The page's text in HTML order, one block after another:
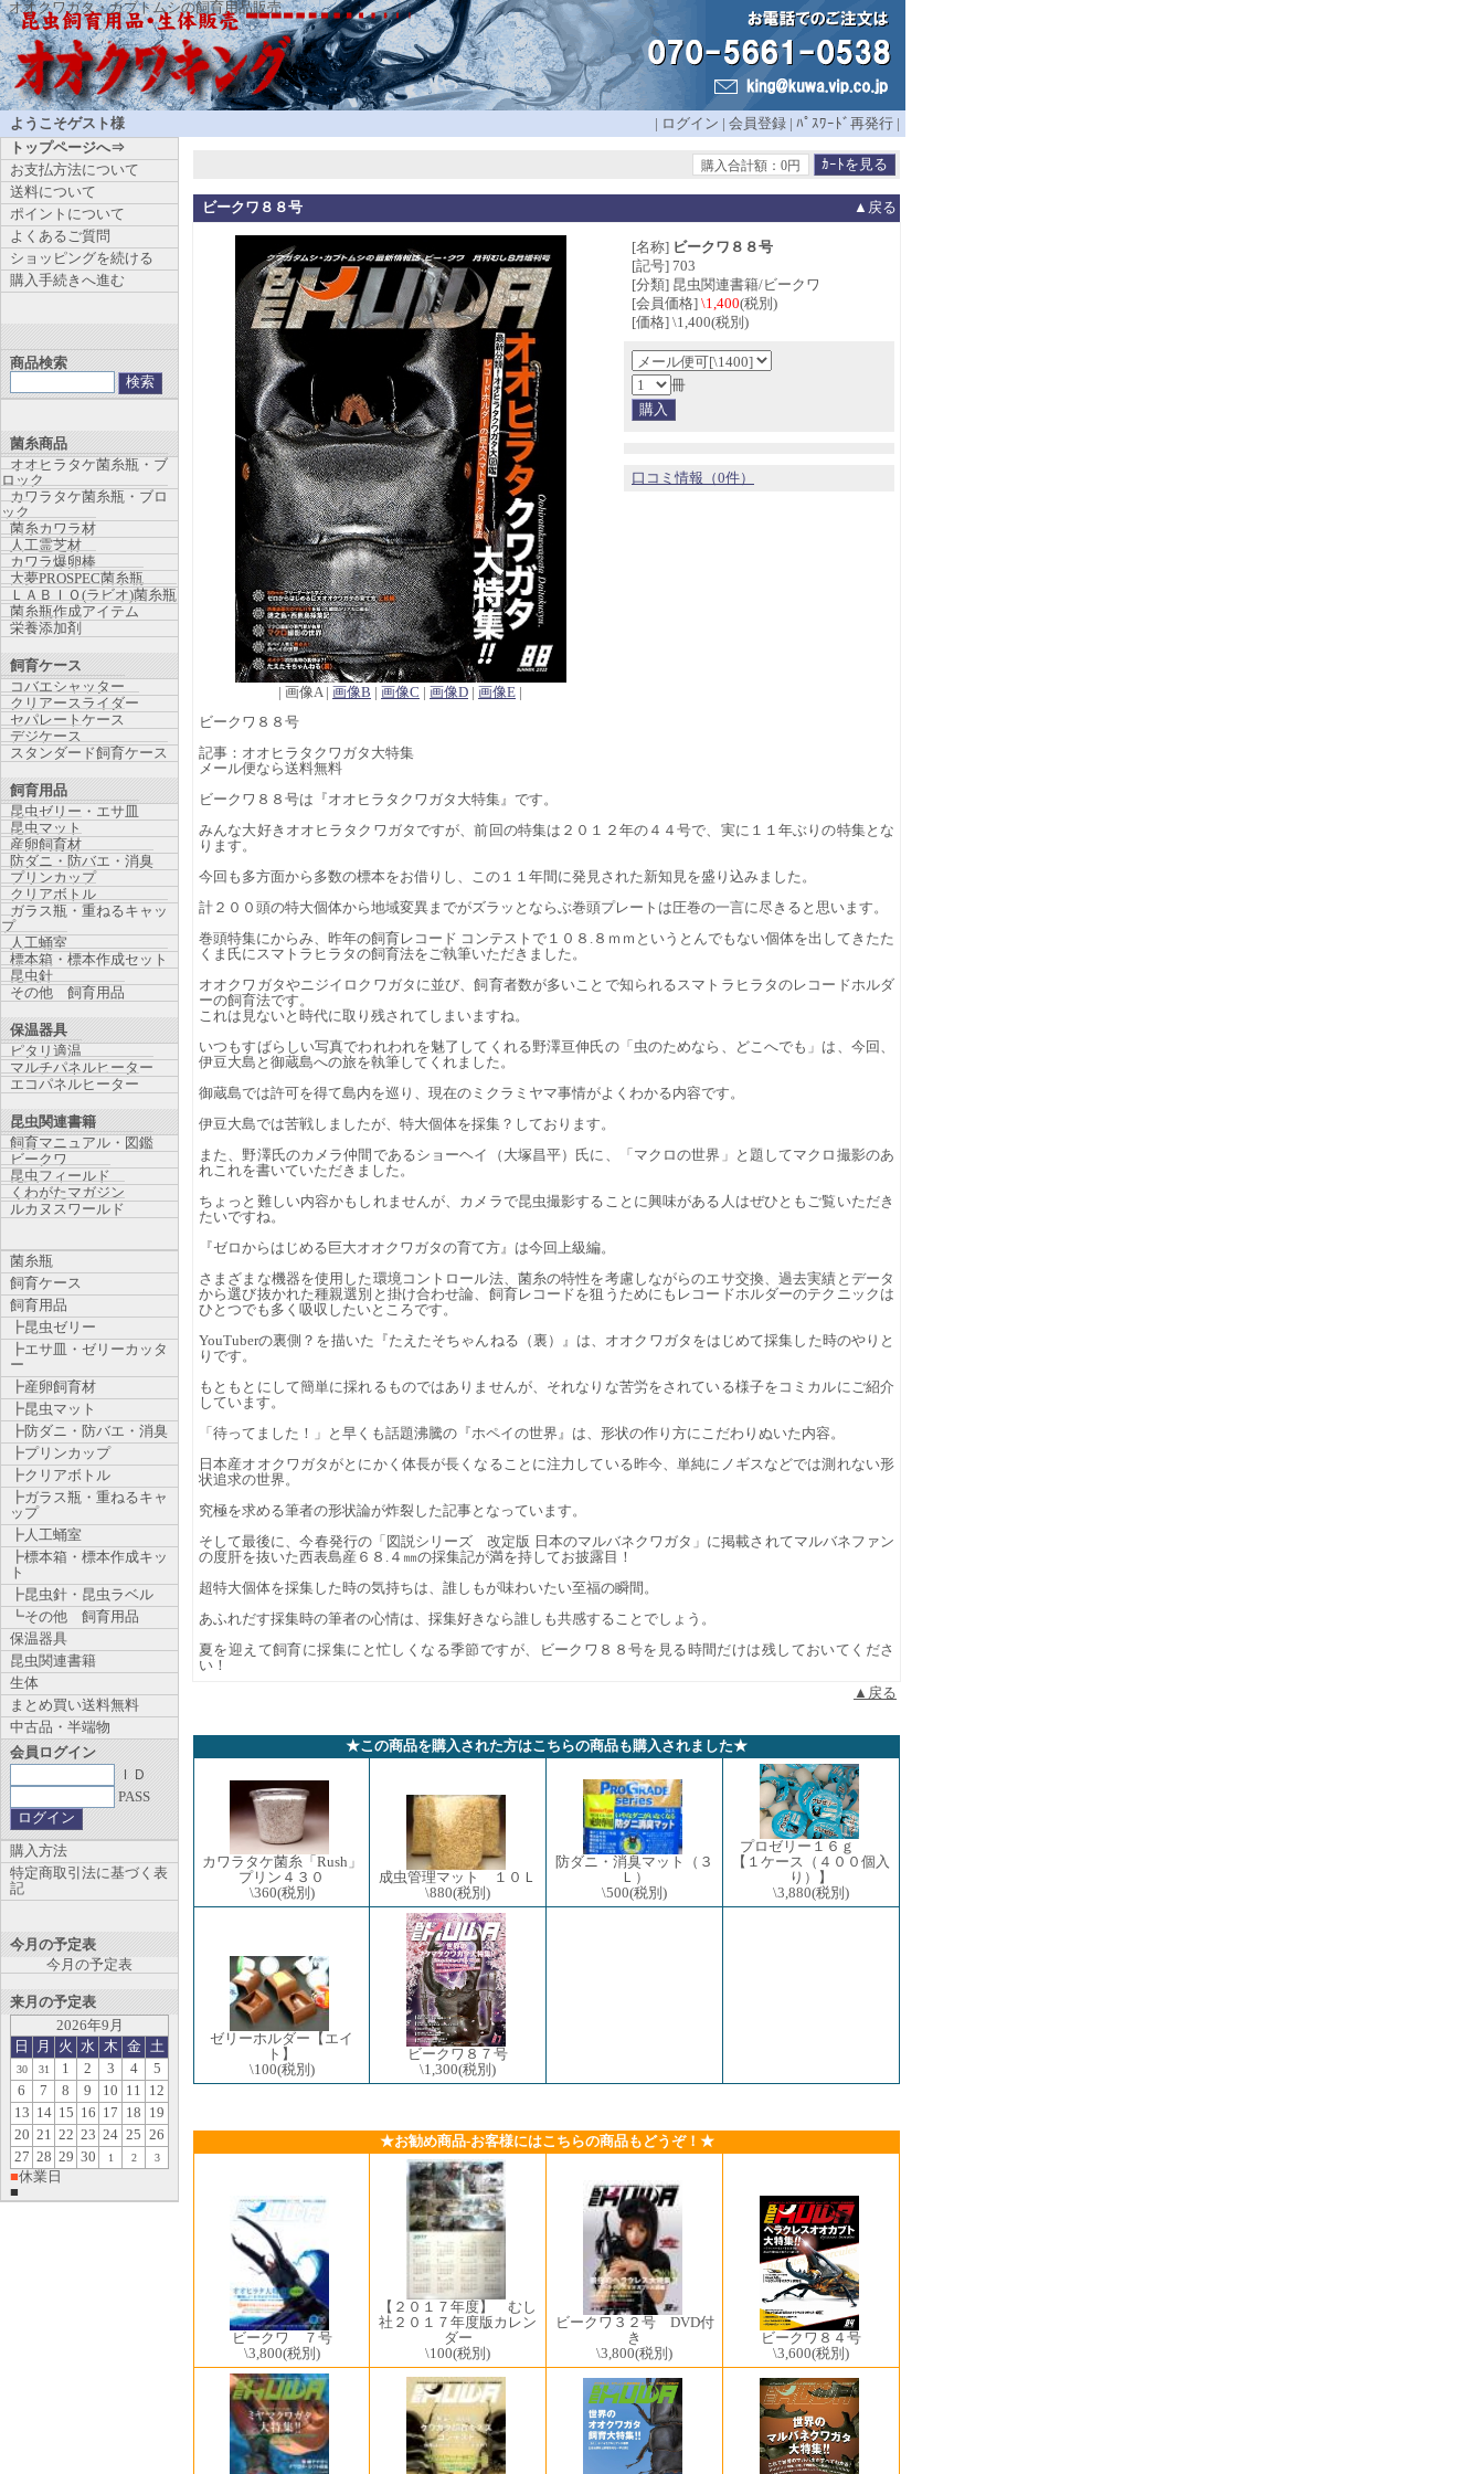
オオクワガタ・カブトムシの飼育用品販売
ようこそゲスト様 | ログイン | 会員登録 | ﾊﾟｽﾜｰﾄﾞ再発行 |
購入合計額：0円
ビークワ８８号 ▲戻る
| 画像A | 画像B | 画像C | 画像D | 画像E |
[名称] ビークワ８８号
[記号] 703
[分類] 昆虫関連書籍/ビークワ
[会員価格] \1,400(税別)
[価格] \1,400(税別)
冊
口コミ情報（0件）
ビークワ８８号
記事：オオヒラタクワガタ大特集
メール便なら送料無料
ビークワ８８号は『オオヒラタクワガタ大特集』です。
みんな大好きオオヒラタクワガタですが、前回の特集は２０１２年の４４号で、実に１１年ぶりの特集とな
ります。
今回も多方面から多数の標本をお借りし、この１１年間に発見された新知見を盛り込みました。
計２００頭の特大個体から地域変異までがズラッとならぶ巻頭プレートは圧巻の一言に尽きると思います。
巻頭特集にからみ、昨年の飼育レコード コンテストで１０８.８ｍｍというとんでもない個体を出してきたた
くま氏にスマトラヒラタの飼育法をご執筆いただきました。
オオクワガタやニジイロクワガタに並び、飼育者数が多いことで知られるスマトラヒラタのレコードホルダ
ーの飼育法です。
これは見ないと時代に取り残されてしまいますね。
いつもすばらしい写真でわれわれを魅了してくれる野澤亘伸氏の「虫のためなら、どこへでも」は、今回、
伊豆大島と御蔵島への旅を執筆してくれました。
御蔵島では許可を得て島内を巡り、現在のミクラミヤマ事情がよくわかる内容です。
伊豆大島では苦戦しましたが、特大個体を採集？しております。
また、野澤氏のカメラ仲間であるショーヘイ（大塚昌平）氏に、「マクロの世界」と題してマクロ撮影のあ
れこれを書いていただきました。
ちょっと難しい内容かもしれませんが、カメラで昆虫撮影することに興味がある人はぜひともご覧いただき
たいですね。
『ゼロからはじめる巨大オオクワガタの育て方』は今回上級編。
さまざまな機器を使用した環境コントロール法、菌糸の特性を考慮しながらのエサ交換、過去実績とデータ
から選び抜かれた種親選別と掛け合わせ論、飼育レコードを狙うためにもレコードホルダーのテクニックは
ひとつでも多く吸収したいところです。
YouTuberの裏側？を描いた『たえたそちゃんねる（裏）』は、オオクワガタをはじめて採集した時のやりと
りです。
もともとにして簡単に採れるものではありませんが、それなりな苦労をされている様子をコミカルにご紹介
しています。
「待ってました！」と早くも話題沸騰の『ホペイの世界』は、形状の作り方にこだわりぬいた内容。
日本産オオクワガタがとにかく体長が長くなることに注力している昨今、単純にノギスなどでは測れない形
状追求の世界。
究極を求める筆者の形状論が炸裂した記事となっています。
そして最後に、今春発行の「図説シリーズ 改定版 日本のマルバネクワガタ」に掲載されてマルバネファン
の度肝を抜いた西表島産６８.４㎜の採集記が満を持してお披露目！
超特大個体を採集した時の気持ちは、誰しもが味わいたい至福の瞬間。
あふれだす採集時の筆者の心情は、採集好きなら誰しも共感することでしょう。
夏を迎えて飼育に採集にと忙しくなる季節ですが、ビークワ８８号を見る時間だけは残しておいてくださ
い！
▲戻る
★この商品を購入された方はこちらの商品も購入されました★
カワラタケ菌糸「Rush」
プリン４３０
\360(税別)
成虫管理マット １０Ｌ
\880(税別)
防ダニ・消臭マット（３
Ｌ）
\500(税別)
プロゼリー１６ｇ
【１ケース（４００個入
り）】
\3,880(税別)
ゼリーホルダー【エイ
ト】
\100(税別)
ビークワ８７号
\1,300(税別)
★お勧め商品-お客様にはこちらの商品もどうぞ！★
ビークワ ７号
\3,800(税別)
【２０１７年度】 むし
社２０１７年度版カレン
ダー
\100(税別)
ビークワ３２号 DVD付
き
\3,800(税別)
ビークワ８４号
\3,600(税別)
トップページへ⇒
お支払方法について
送料について
ポイントについて
よくあるご質問
ショッピングを続ける
購入手続きへ進む
商品検索
菌糸商品
オオヒラタケ菌糸瓶・ブ
ロック
カワラタケ菌糸瓶・ブロ
ック
菌糸カワラ材
人工霊芝材
カワラ爆卵棒
大夢PROSPEC菌糸瓶
ＬＡＢＩＯ(ラビオ)菌糸瓶
菌糸瓶作成アイテム
栄養添加剤
飼育ケース
コバエシャッター
クリアースライダー
セパレートケース
デジケース
スタンダード飼育ケース
飼育用品
昆虫ゼリー・エサ皿
昆虫マット
産卵飼育材
防ダニ・防バエ・消臭
プリンカップ
クリアボトル
ガラス瓶・重ねるキャッ
プ
人工蛹室
標本箱・標本作成セット
昆虫針
その他 飼育用品
保温器具
ピタリ適温
マルチパネルヒーター
エコパネルヒーター
昆虫関連書籍
飼育マニュアル・図鑑
ビークワ
昆虫フィールド
くわがたマガジン
ルカヌスワールド
菌糸瓶
飼育ケース
飼育用品
┣昆虫ゼリー
┣エサ皿・ゼリーカッタ
ー
┣産卵飼育材
┣昆虫マット
┣防ダニ・防バエ・消臭
┣プリンカップ
┣クリアボトル
┣ガラス瓶・重ねるキャ
ップ
┣人工蛹室
┣標本箱・標本作成キッ
ト
┣昆虫針・昆虫ラベル
┗その他 飼育用品
保温器具
昆虫関連書籍
生体
まとめ買い送料無料
中古品・半端物
会員ログイン
ＩＤ
PASS
購入方法
特定商取引法に基づく表
記
今月の予定表
今月の予定表
来月の予定表
2026年9月
日
月 火 水 木 金 土
30 31 1 2 3 4
5
6
7 8 9 10 11
12
13 14 15 16 17 18 19
20 21 22 23 24 25 26
27 28 29 30 1 2 3
■休業日
■